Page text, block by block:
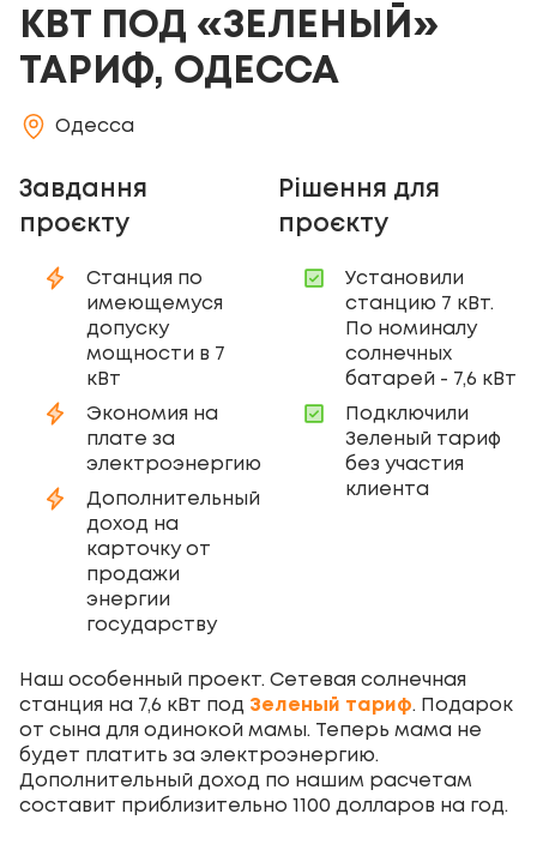
КВТ ПОД «ЗЕЛЕНЫЙ»
ТАРИФ, ОДЕССА
Одесса
Завдання
проєкту
Станция по
имеющемуся
допуску
мощности в 7
кВт
Экономия на
плате за
электроэнергию
Дополнительный
доход на
карточку от
продажи
энергии
государству
Рішення для
проєкту
Установили
станцию 7 кВт.
По номиналу
солнечных
батарей - 7,6 кВт
Подключили
Зеленый тариф
без участия
клиента
Наш особенный проект. Сетевая солнечная
станция на 7,6 кВт под Зеленый тариф. Подарок
от сына для одинокой мамы. Теперь мама не
будет платить за электроэнергию.
Дополнительный доход по нашим расчетам
составит приблизительно 1100 долларов на год.